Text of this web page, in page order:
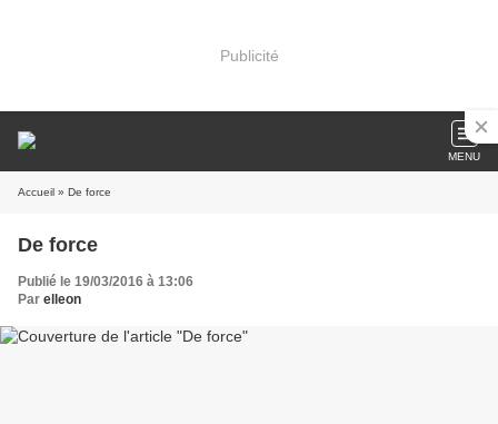
Publicité
MENU
Accueil » De force
De force
Publié le 19/03/2016 à 13:06
Par elleon